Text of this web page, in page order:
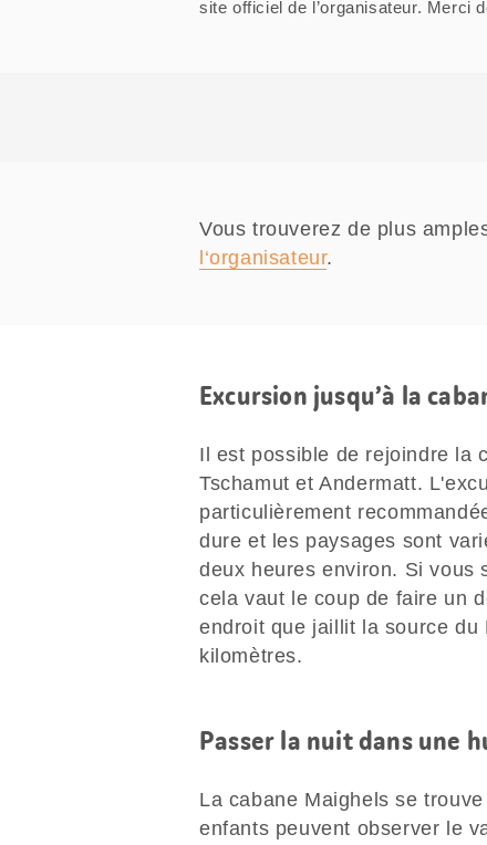
site officiel de l’organisateur. Merci
Vous trouverez de plus
l‘organisateur.
Excursion jusqu’à la
Il est possible de rejoindre la
Tschamut et Andermatt.
particulièrement
dure et les paysages sont
deux heures environ. Si vous
cela vaut le coup de faire un
endroit que jaillit la source du
kilomètres.
Passer la nuit dans une
La cabane Maighels se
enfants peuvent observer le